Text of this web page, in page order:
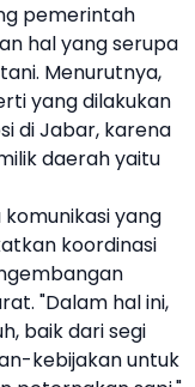
pemerintah
hal yang serupa
Menurutnya,
yang dilakukan
di Jabar, karena
daerah yaitu
yang
koordinasi
"Dalam hal ini,
baik dari segi
kebijakan untuk